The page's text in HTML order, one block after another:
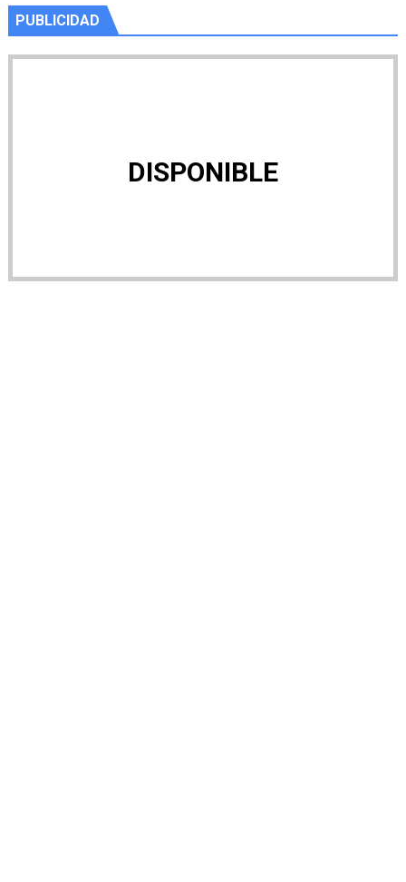
PUBLICIDAD
DISPONIBLE